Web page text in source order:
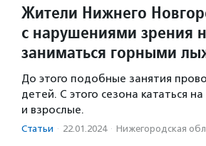
Жители Нижнего
с нарушениями зрения
заниматься горными
До этого подобные занятия
детей. С этого сезона кататься
и взрослые.
Статьи · 22.01.2024 · Нижегородская обл.